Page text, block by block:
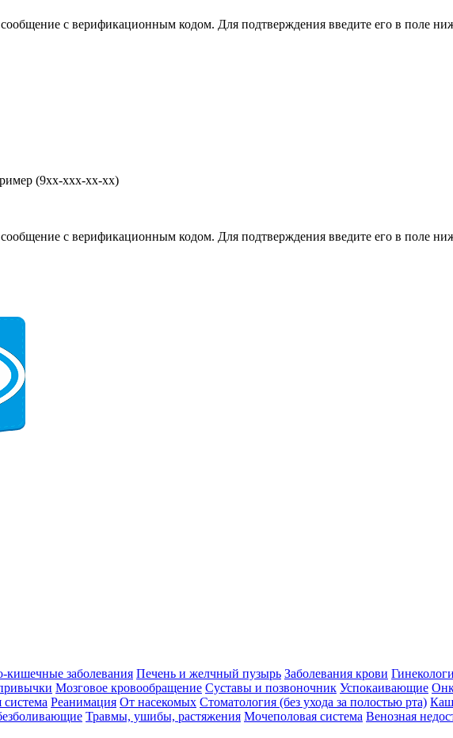
с верификационным кодом. Для подтверждения введите его в поле
(9хх-ххх-хх-хх)
с верификационным кодом. Для подтверждения введите его в поле
кишечные заболевания Печень и желчный пузырь Заболевания крови
Мозговое кровообращение Суставы и позвоночник Успокаивающие
система Реанимация От насекомых Стоматология (без ухода за полостью рта)
Травмы, ушибы, растяжения Мочеполовая система Венозная